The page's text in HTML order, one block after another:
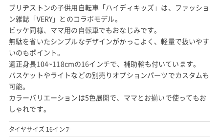
ブリヂストンの子供用自転車「ハイディキッズ」は、ファッショ
ン雑誌「VERY」とのコラボモデル。
ビッケ同様、ママ用の自転車でもおなじみです。
無駄を省いたシンプルなデザインがかっこよく、軽量で扱いやす
いのもポイント。
適正身長104~118cmの16インチで、補助輪も付いています。
バスケットやライトなどの別売りオプションパーツでカスタムも
可能。
カラーバリエーションは5色展開で、ママとお揃いで使ってもお
しゃれです。
タイヤサイズ 16インチ